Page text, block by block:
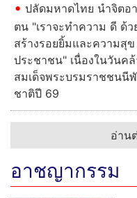
ปลัดมหาดไทย นำจิต
ตน "เราจะทำความ ดี ด้
สร้างรอยยิ้มและความสุ
ประชาชน" เนื่องในวันค
สมเด็จพระบรมราชชนนี
ชาติปี 69
อ่าน
อาชญากรรม